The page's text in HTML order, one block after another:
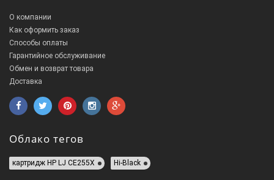
О компании
Как оформить заказ
Способы оплаты
Гарантийное обслуживание
Обмен и возврат товара
Доставка
Облако тегов
картридж HP LJ CE255X Hi-Black